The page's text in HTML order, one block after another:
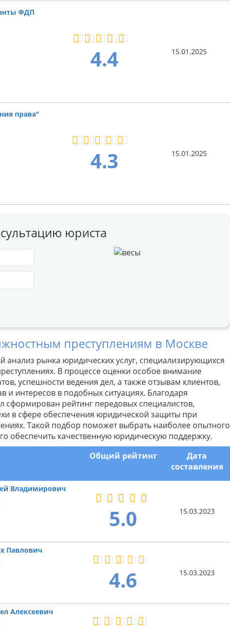
ФДП
4.4 15.01.2025
права"
4.3 15.01.2025
юриста
преступлениям в Москве
рынка юридических услуг, специализирующихся
В процессе оценки особое внимание
успешности ведения дел, а также отзывам клиентов,
интересов в подобных ситуациях. Благодаря
сформирован рейтинг передовых специалистов,
в сфере обеспечения юридической защиты при
Такой подбор поможет выбрать наиболее опытного
обеспечить качественную юридическую поддержку.
Общий рейтинг
Дата
составления
Владимирович
5.0 15.03.2023
Павлович
4.6 15.03.2023
Алексеевич